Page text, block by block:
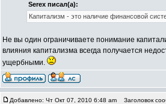
Serex писал(а):
Капитализм - это наличие финансовой
Не вы один ограничиваете понимание
влияния капитализма всегда получается
ущербными.
Добавлено: Чт Окт 07, 2010 6:48 am Заголовок